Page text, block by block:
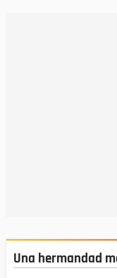
Una hermandad